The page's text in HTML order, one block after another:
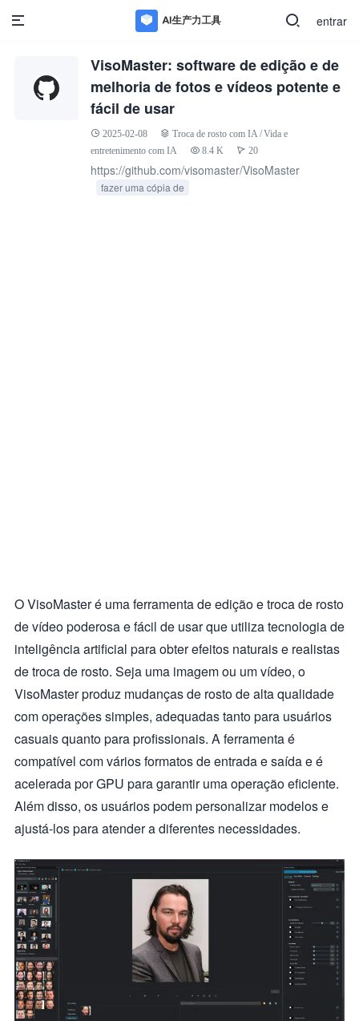
entrar
VisoMaster: software de edição e de
melhoria de fotos e vídeos potente e
fácil de usar
2025-02-08 Troca de rosto com IA /Vida e
entretenimento com IA
8.4 K 20
https://github.com/visomaster/VisoMaster
fazer uma cópia de
O VisoMaster é uma ferramenta de edição e troca de rosto
de vídeo poderosa e fácil de usar que utiliza tecnologia de
inteligência artificial para obter efeitos naturais e realistas
de troca de rosto. Seja uma imagem ou um vídeo, o
VisoMaster produz mudanças de rosto de alta qualidade
com operações simples, adequadas tanto para usuários
casuais quanto para profissionais. A ferramenta é
compatível com vários formatos de entrada e saída e é
acelerada por GPU para garantir uma operação eficiente.
Além disso, os usuários podem personalizar modelos e
ajustá-los para atender a diferentes necessidades.